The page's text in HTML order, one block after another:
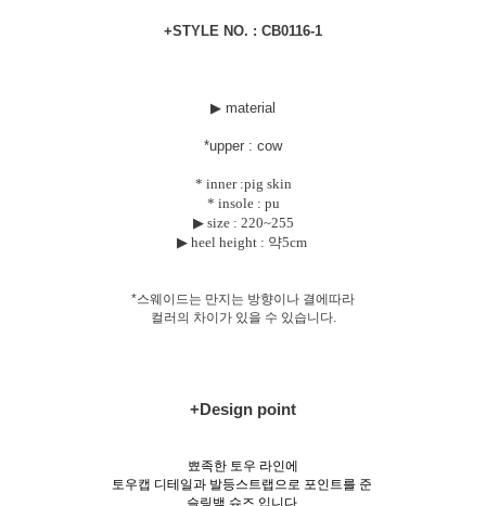
+STYLE NO. : CB0116-1
▶ material
*upper : cow
* inner :pig skin
* insole : pu
▶ size : 220~255
▶ heel height : 약5cm
*스웨이드는 만지는 방향이나 결에따라
컬러의 차이가 있을 수 있습니다.
+Design point
뾰족한 토우 라인에
토우캡 디테일과 발등스트랩으로 포인트를 준